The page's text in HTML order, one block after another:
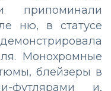
припоминали
ню, в статусе
Монохромные
блейзеры в
футлярами и,